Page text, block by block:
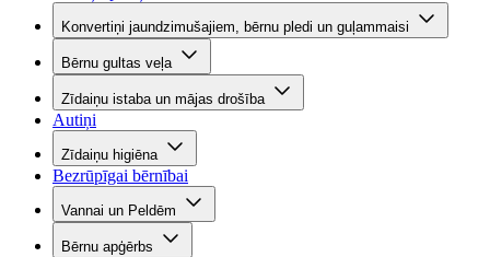
Konvertiņi jaundzimušajiem, bērnu pledi un guļammaisi
Bērnu gultas veļa
Zīdaiņu istaba un mājas drošība
Autiņi
Zīdaiņu higiēna
Bezrūpīgai bērnībai
Vannai un Peldēm
Bērnu apģērbs